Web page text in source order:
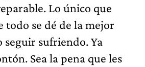
Lo único que
todo se dé de la mejor
seguir sufriendo. Ya
Sea la pena que les